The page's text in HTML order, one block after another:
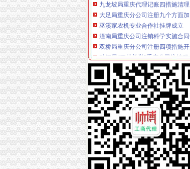
大足局重庆分公司注册九个方面加
巫溪家农机专业合作社挂牌成立
潼南局重庆公司注销科学实施合同
双桥局重庆分公司注册四项措施开
黔江局“四措并举”重庆公司注销服
黔江局“四化”重庆财务公司整校园
沙坪坝局构建“早发现—监管—严
永川局重庆分公司注册搭建五个
酉局重庆代理记账四条措施积维护
江津局重庆发票申请推行案例教学
开县局建议以“十二项功能”重庆发
大足局积服务促进全市重庆公司
綦江县推行三方协作解决非公经济
市局召开全系统“依法行政、文明
万盛局贯彻落实专项教育培训电
大足局坚持“五加、五坚持、五严